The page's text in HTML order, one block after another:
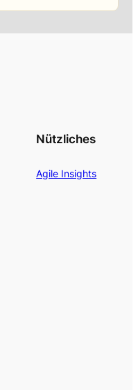
Nützliches
Agile Insights